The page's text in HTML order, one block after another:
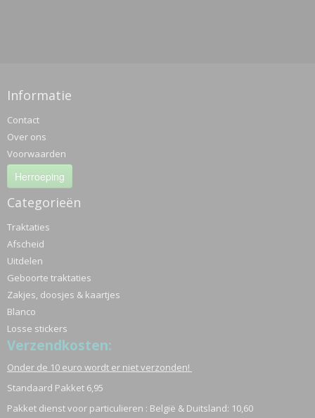
Informatie
Contact
Over ons
Voorwaarden
Herroeping
Categorieën
Traktaties
Afscheid
Uitdelen
Geboorte traktaties
Zakjes, doosjes & kaartjes
Blanco
Losse stickers
Verzendkosten:
Onder de 10 euro wordt er niet verzonden!
Standaard Pakket 6,95
Pakket dienst voor particulieren : België & Duitsland: 10,60